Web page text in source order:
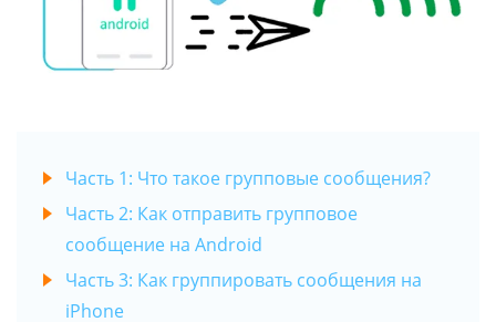
Часть 1: Что такое групповые сообщения?
Часть 2: Как отправить групповое
сообщение на Android
Часть 3: Как группировать сообщения на
iPhone